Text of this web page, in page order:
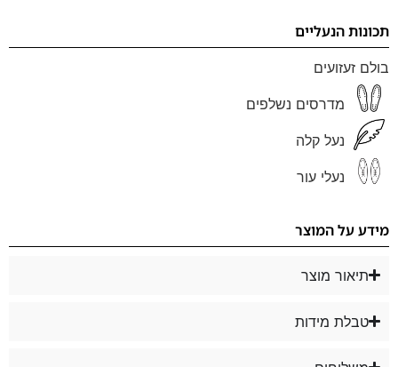
תכונות הנעליים
בולם זעזועים
מדרסים נשלפים
נעל קלה
נעלי עור
מידע על המוצר
תיאור מוצר
טבלת מידות